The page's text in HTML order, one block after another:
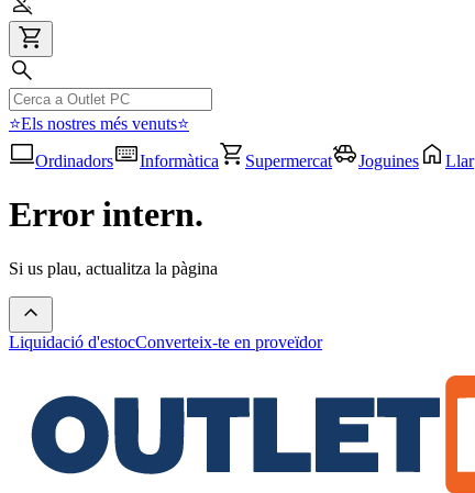
⭐Els nostres més venuts⭐
Ordinadors
Informàtica Supermercat Joguines Llar
Error intern.
Si us plau, actualitza la pàgina
Liquidació d'estocConverteix-te en proveïdor